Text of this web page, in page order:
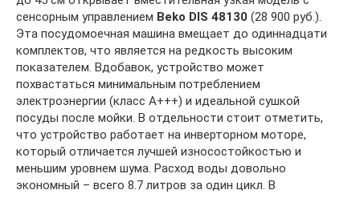
сенсорным управлением Beko DIS 48130 (28 900 руб.).
Эта посудомоечная машина вмещает до одиннадцати
комплектов, что является на редкость высоким
показателем. Вдобавок, устройство может
похвастаться минимальным потреблением
электроэнергии (класс А+++) и идеальной сушкой
посуды после мойки. В отдельности стоит отметить,
что устройство работает на инверторном моторе,
который отличается лучшей износостойкостью и
меньшим уровнем шума. Расход воды довольно
экономный – всего 8.7 литров за один цикл. В